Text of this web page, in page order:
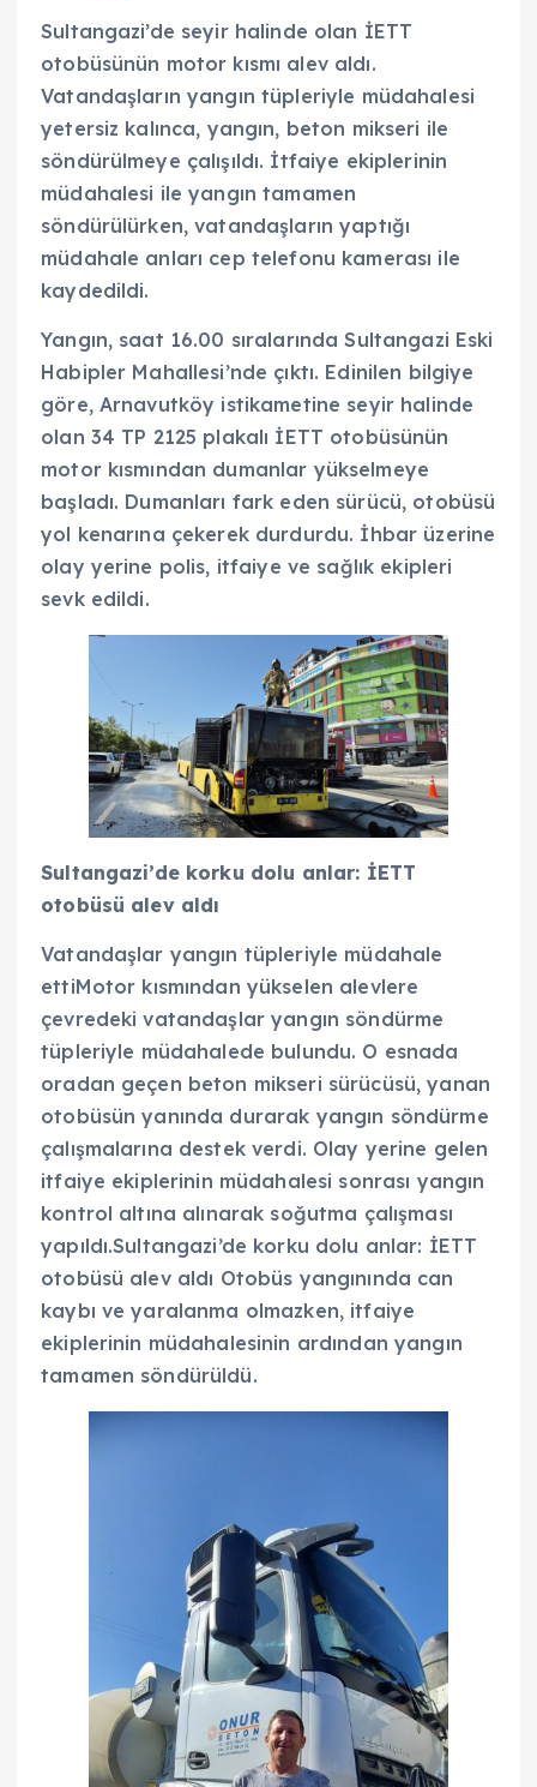
Sultangazi’de seyir halinde olan İETT
otobüsünün motor kısmı alev aldı.
Vatandaşların yangın tüpleriyle müdahalesi
yetersiz kalınca, yangın, beton mikseri ile
söndürülmeye çalışıldı. İtfaiye ekiplerinin
müdahalesi ile yangın tamamen
söndürülürken, vatandaşların yaptığı
müdahale anları cep telefonu kamerası ile
kaydedildi.
Yangın, saat 16.00 sıralarında Sultangazi Eski
Habipler Mahallesi’nde çıktı. Edinilen bilgiye
göre, Arnavutköy istikametine seyir halinde
olan 34 TP 2125 plakalı İETT otobüsünün
motor kısmından dumanlar yükselmeye
başladı. Dumanları fark eden sürücü, otobüsü
yol kenarına çekerek durdurdu. İhbar üzerine
olay yerine polis, itfaiye ve sağlık ekipleri
sevk edildi.
Sultangazi’de korku dolu anlar: İETT
otobüsü alev aldı
Vatandaşlar yangın tüpleriyle müdahale
ettiMotor kısmından yükselen alevlere
çevredeki vatandaşlar yangın söndürme
tüpleriyle müdahalede bulundu. O esnada
oradan geçen beton mikseri sürücüsü, yanan
otobüsün yanında durarak yangın söndürme
çalışmalarına destek verdi. Olay yerine gelen
itfaiye ekiplerinin müdahalesi sonrası yangın
kontrol altına alınarak soğutma çalışması
yapıldı.Sultangazi’de korku dolu anlar: İETT
otobüsü alev aldı Otobüs yangınında can
kaybı ve yaralanma olmazken, itfaiye
ekiplerinin müdahalesinin ardından yangın
tamamen söndürüldü.